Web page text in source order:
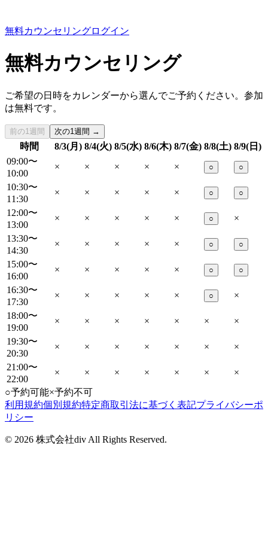
無料カウンセリングログイン
無料カウンセリング
ご希望の日時をカレンダーから選んでご予約ください。参加
は無料です。
前の1週間 次の1週間 →
時間 8/3(月) 8/4(火) 8/5(水) 8/6(木) 8/7(金) 8/8(土) 8/9(日)
09:00〜
10:00
× × × × × ○ ○
10:30〜
11:30
× × × × × ○ ○
12:00〜
13:00
× × × × × ○
×
13:30〜
14:30
× × × × × ○ ○
15:00〜
16:00
× × × × × ○ ○
16:30〜
17:30
× × × × × ○
×
18:00〜
19:00
× × × × × ×
×
19:30〜
20:30
× × × × × ×
×
21:00〜
22:00
× × × × × ×
×
○予約可能×予約不可
利用規約個別規約特定商取引法に基づく表記プライバシーポ
リシー
© 2026 株式会社div All Rights Reserved.